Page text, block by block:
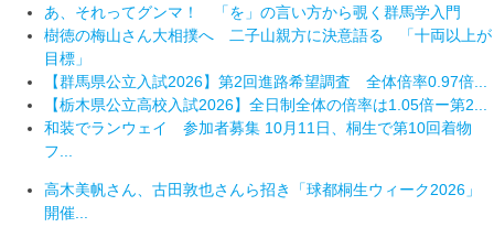
あ、それってグンマ！ 「を」の言い方から覗く群馬学入門
樹徳の梅山さん大相撲へ 二子山親方に決意語る 「十両以上が
目標」
【群馬県公立入試2026】第2回進路希望調査 全体倍率0.97倍...
【栃木県公立高校入試2026】全日制全体の倍率は1.05倍ー第2...
和装でランウェイ 参加者募集 10月11日、桐生で第10回着物
フ...
高木美帆さん、古田敦也さんら招き「球都桐生ウィーク2026」
開催...